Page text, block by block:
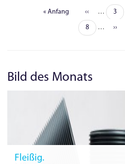
Seitennummerierung
Erste
« Anfang
Vorherige
Seite
‹‹ … 3
Seite
8 … ››
Bild des Monats
Fleißig.